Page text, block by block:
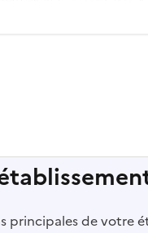
principales de votre